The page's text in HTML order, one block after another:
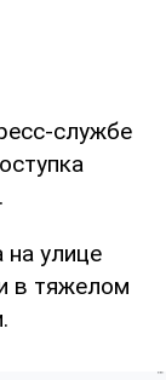
службе
улице
в тяжелом